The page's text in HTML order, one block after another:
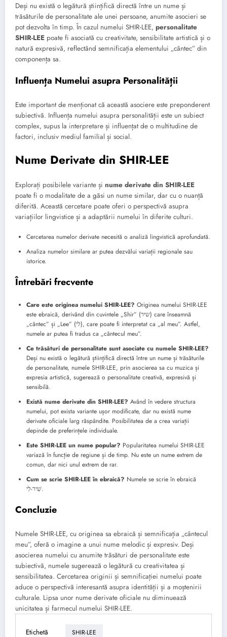
Deși nu există o legătură științifică directă între un nume și
trăsăturile de personalitate ale unei persoane, anumite asocieri se
pot dezvolta în timp. În cazul numelui SHIR-LEE, personalitate
SHIR-LEE poate fi asociată cu creativitate, sensibilitate artistică și o
natură expresivă, reflectând semnificația elementului „cântec” din
componența sa.
Influența Numelui asupra Personalității
Este important de menționat că această asociere este preponderent
subiectivă. Influența numelui asupra personalității este un subiect
complex, supus la interpretare și influențat de o multitudine de
factori, inclusiv mediul familial și social.
Nume Derivate din SHIR-LEE
Explorați posibilele variante și nume derivate din SHIR-LEE
poate fi o modalitate de a găsi un nume similar, dar cu o nuanță
diferită. Această cercetare poate oferi o perspectivă asupra
variațiilor lingvistice și a adaptării numelui în diferite culturi.
Cercetarea numelor derivate necesită o analiză lingvistică aprofundată.
Analiza numelor similare ar putea dezvălui variații regionale sau
istorice.
Întrebări frecvente
Care este originea numelui SHIR-LEE? Originea numelui SHIR-LEE
este ebraică, derivând din cuvintele „Shir” (שיּר) care înseamnă
„cântec” și „Lee” (לי), care poate fi interpretat ca „al meu”. Astfel,
numele ar putea fi tradus ca „cântecul meu”.
Ce trăsături de personalitate sunt asociate cu numele SHIR-LEE?
Deși nu există o legătură științifică directă între un nume și trăsăturile
de personalitate, numele SHIR-LEE, prin asocierea sa cu muzica și
expresia artistică, sugerează o personalitate creativă, expresivă și
sensibilă.
Există nume derivate din SHIR-LEE? Având în vedere structura
numelui, pot exista variante ușor modificate, dar nu există nume
derivate oficiale larg răspândite. Posibilitatea de a crea variații
depinde de preferințele individuale.
Este SHIR-LEE un nume popular? Popularitatea numelui SHIR-LEE
variază în funcție de regiune și de timp. Nu este un nume extrem de
comun, dar nici unul extrem de rar.
Cum se scrie SHIR-LEE în ebraică? Numele se scrie în ebraică
שִׁיר-לִי.
Concluzie
Numele SHIR-LEE, cu originea sa ebraică și semnificația „cântecul
meu”, oferă o imagine a unui nume melodic și expresiv. Deși
asocierea numelui cu anumite trăsături de personalitate este
subiectivă, numele sugerează o legătură cu creativitatea și
sensibilitatea. Cercetarea originii și semnificației numelui poate
aduce o perspectivă interesantă asupra identității și a moștenirii
culturale. Lipsa unor nume derivate oficiale nu diminuează
unicitatea și farmecul numelui SHIR-LEE.
Etichetă SHIR-LEE